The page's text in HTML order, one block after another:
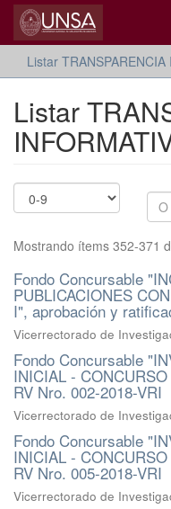
Listar
Listar
Mostrando ítems 352-371
Fondo Concursable
PUBLICACIONES
I", aprobación y
Vicerrectorado de
Fondo Concursable
INICIAL -
RV Nro. 002-2018-VRI
Vicerrectorado de
Fondo Concursable
INICIAL -
RV Nro. 005-2018-VRI
Vicerrectorado de